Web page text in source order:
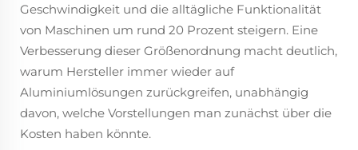
Geschwindigkeit und die alltägliche Funktionalität
von Maschinen um rund 20 Prozent steigern. Eine
Verbesserung dieser Größenordnung macht deutlich,
warum Hersteller immer wieder auf
Aluminiumlösungen zurückgreifen, unabhängig
davon, welche Vorstellungen man zunächst über die
Kosten haben könnte.